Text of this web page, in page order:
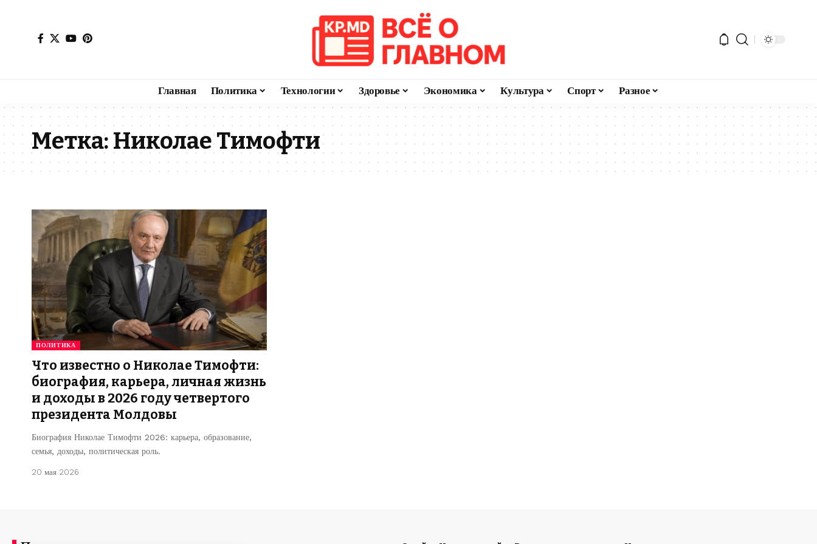
Главная Политика Технологии Здоровье Экономика Культура Спорт Разное
Метка:Николае Тимофти
ПОЛИТИКА
Что известно о Николае Тимофти:
биография, карьера, личная жизнь
и доходы в 2026 году четвертого
президента Молдовы
Биография Николае Тимофти 2026: карьера, образование,
семья, доходы, политическая роль.
20 мая 2026